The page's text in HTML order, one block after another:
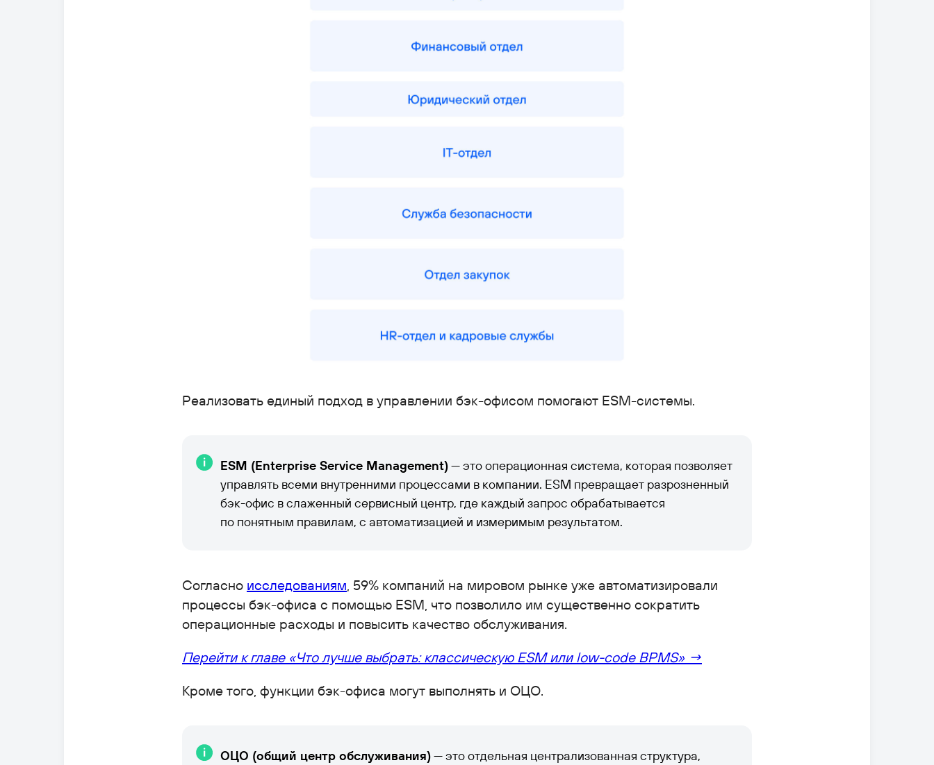
Реализовать единый подход в управлении бэк-офисом помогают ESM-системы.
ESM (Enterprise Service Management)— это операционная система, которая позволяет
управлять всеми внутренними процессами в компании. ESM превращает разрозненный
бэк-офис в слаженный сервисный центр, где каждый запрос обрабатывается
по понятным правилам, с автоматизацией и измеримым результатом.
Согласно исследованиям , 59% компаний на мировом рынке уже автоматизировали
процессы бэк-офиса с помощью ESM, что позволило им существенно сократить
операционные расходы и повысить качество обслуживания.
Перейти к главе «Что лучше выбрать: классическую ESM или low-code BPMS» →
Кроме того, функции бэк-офиса могут выполнять и ОЦО.
ОЦО (общий центр обслуживания)— это отдельная централизованная структура,